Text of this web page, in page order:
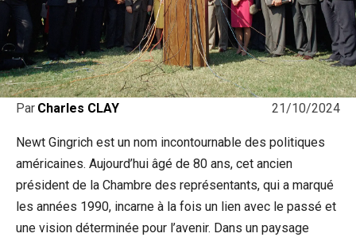
21/10/2024
Par Charles CLAY
Newt Gingrich est un nom incontournable des politiques
américaines. Aujourd’hui âgé de 80 ans, cet ancien
président de la Chambre des représentants, qui a marqué
les années 1990, incarne à la fois un lien avec le passé et
une vision déterminée pour l’avenir. Dans un paysage